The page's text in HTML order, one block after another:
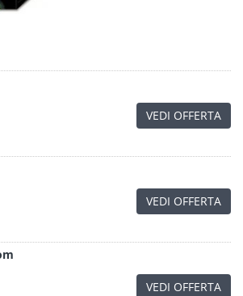
VEDI OFFERTA
VEDI OFFERTA
VEDI OFFERTA